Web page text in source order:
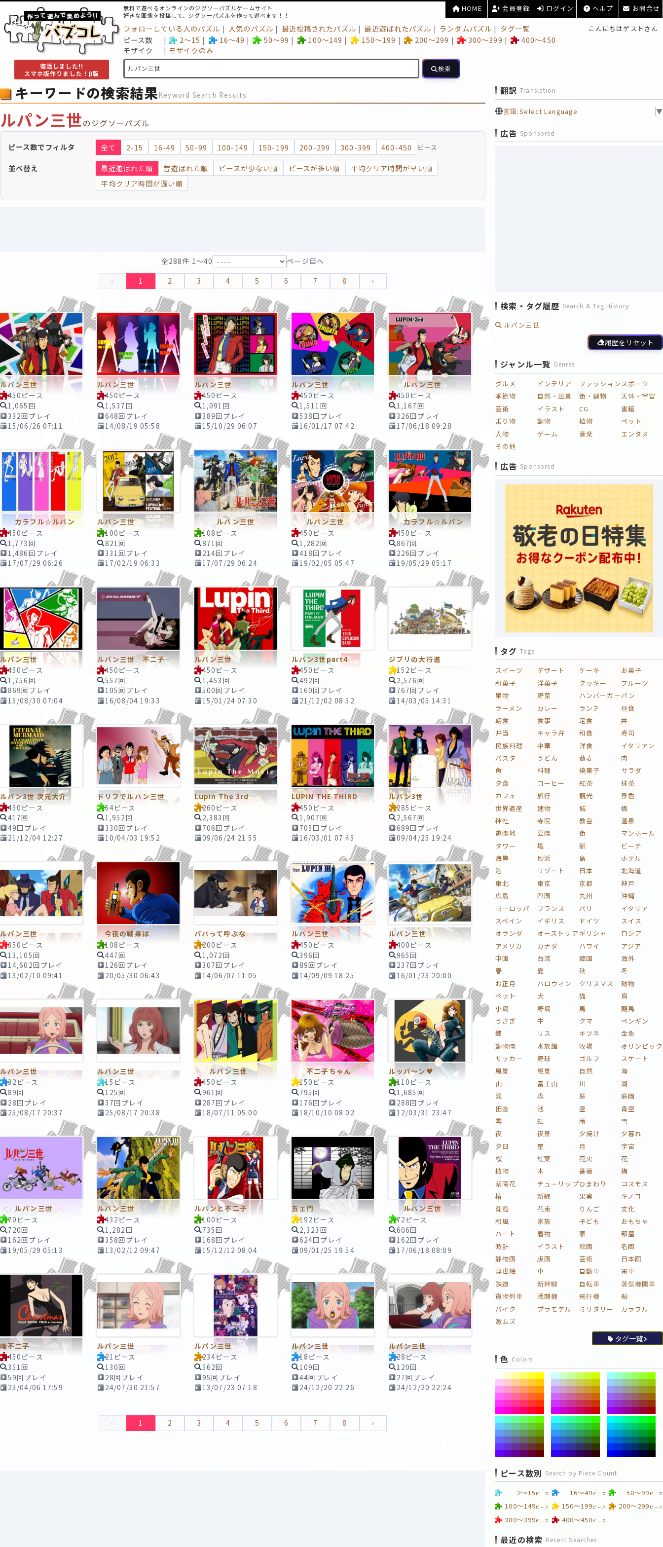
復活しました!!
スマホ版作りました！β版
検索
無料で遊べるオンラインのジグソーパズルゲームサイト
好きな画像を投稿して、ジグソーパズルを作って遊べます！！
HOME 会員登録 ログイン ヘルプ お問合せ
こんにちはゲストさん
フォローしている人のパズル 人気のパズル 最近投稿されたパズル 最近遊ばれたパズル ランダムパズル
タグ一覧
ピース数
2～15 16～49 50～99 100～149 150～199 200～299 300～399
400～450
モザイク
モザイクのみ
キーワードの検索結果Keyword Search Results
ルパン三世のジグソーパズル
ピース数でフィルタ 全て 2-15 16-49 50-99 100-149 150-199 200-299 300-399 400-450 ピース
並べ替え 最近遊ばれた順 昔遊ばれた順 ピースが少ない順 ピースが多い順
平均クリア時間が早い順
平均クリア時間が遅い順
全288件 1〜40
ページ目へ
‹
1 2 3 4 5 6 7 8 ›
ルパン三世
450ピース
1,065回
332回プレイ
15/06/26 07:11
ルパン三世
450ピース
1,537回
648回プレイ
14/08/19 05:58
ルパン三世
450ピース
1,091回
389回プレイ
15/10/29 06:07
ルパン三世
450ピース
1,511回
538回プレイ
16/01/17 07:42
ルパン三世
450ピース
1,167回
326回プレイ
17/06/18 09:28
カラフル☆ルパン
450ピース
1,773回
1,486回プレイ
17/07/29 06:26
ルパン三世
100ピース
821回
331回プレイ
17/02/19 06:33
ルパン三世
108ピース
871回
214回プレイ
17/07/29 06:24
ルパン三世
450ピース
1,282回
418回プレイ
19/02/05 05:47
カラフル☆ルパン
450ピース
867回
226回プレイ
19/05/29 05:17
ルパン三世
450ピース
1,756回
869回プレイ
15/08/30 07:04
ルパン三世 不二子
450ピース
557回
105回プレイ
16/08/04 19:33
ルパン三世
450ピース
1,453回
500回プレイ
15/01/24 07:30
ルパン3世part4
450ピース
492回
160回プレイ
21/12/02 08:52
ジブリの大行進
152ピース
2,576回
767回プレイ
14/03/05 14:31
ルパン3世 次元大介
450ピース
417回
49回プレイ
21/12/04 12:27
ドリフでルパン三世
54ピース
1,952回
330回プレイ
10/04/03 19:52
Lupin The 3rd
260ピース
2,383回
706回プレイ
09/06/24 21:55
LUPIN THE THIRD
450ピース
1,907回
705回プレイ
16/03/01 07:45
ルパン3世
285ピース
2,567回
689回プレイ
09/04/25 19:24
ルパン三世
350ピース
13,105回
14,602回プレイ
13/02/10 09:41
今夜の戦果は
108ピース
447回
126回プレイ
20/05/30 06:43
パパって呼ぶな
200ピース
1,072回
307回プレイ
14/06/07 11:05
ルパン三世
450ピース
396回
89回プレイ
14/09/09 18:25
ルパン三世
400ピース
965回
237回プレイ
16/01/23 20:00
ルパン三世
32ピース
89回
28回プレイ
25/08/17 20:37
ルパン三世
15ピース
125回
37回プレイ
25/08/17 20:38
ルパン三世
450ピース
961回
287回プレイ
18/07/11 05:00
不二子ちゃん
150ピース
795回
176回プレイ
18/10/10 08:02
ルッパ～ン♥
110ピース
1,685回
288回プレイ
12/03/31 23:47
ルパン三世
70ピース
720回
162回プレイ
19/05/29 05:13
ルパン三世
432ピース
1,282回
358回プレイ
13/02/12 09:47
ルパンと不二子
100ピース
735回
168回プレイ
15/12/12 08:04
五ェ門
192ピース
2,323回
624回プレイ
09/01/25 19:54
ルパン三世
72ピース
606回
162回プレイ
17/06/18 08:09
峰不二子
450ピース
351回
59回プレイ
23/04/06 17:59
ルパン三世
21ピース
130回
28回プレイ
24/07/30 21:57
ルパン三世
234ピース
562回
95回プレイ
13/07/23 07:18
ルパン三世
18ピース
109回
44回プレイ
24/12/20 22:26
ルパン三世
28ピース
120回
27回プレイ
24/12/20 22:24
‹ 1 2 3 4 5 6 7 8 ›
翻訳 Translation
言語:Select Language ▼
広告 Sponsored
検索・タグ履歴 Search & Tag History
ルパン三世
履歴をリセット
ジャンル一覧 Genres
グルメ インテリア ファッションスポーツ
季節物
自然・風景 街・建物
天体・宇宙
芸術
イラスト CG
書籍
乗り物
動物 植物
ペット
人物
ゲーム 音楽
エンタメ
その他
広告 Sponsored
タグ Tags
スイーツ デザート ケーキ
お菓子
和菓子
洋菓子 クッキー
フルーツ
果物
野菜 ハンバーガーパン
ラーメン
カレー ランチ
昼食
朝食
食事 定食
丼
弁当
キャラ弁 和食
寿司
民族料理
中華 洋食
イタリアン
パスタ
うどん 蕎麦
肉
魚
料理 焼菓子
サラダ
夕食
コーヒー 紅茶
抹茶
カフェ
旅行 観光
景色
世界遺産
建物 城
橋
神社
寺院 教会
温泉
遊園地
公園 街
マンホール
タワー
塔 駅
ビーチ
海岸
砂浜 島
ホテル
港
リゾート 日本
北海道
東北
東京 京都
神戸
広島
四国 九州
沖縄
ヨーロッパ
フランス パリ
イタリア
スペイン
イギリス ドイツ
スイス
オランダ
オーストリア ギリシャ
ロシア
アメリカ
カナダ ハワイ
アジア
中国
台湾 韓国
海外
春
夏 秋
冬
お正月
ハロウィン クリスマス
動物
ペット
犬 猫
鳥
小鳥
野鳥 馬
競馬
うさぎ
牛 クマ
ペンギン
蝶
リス キツネ
金魚
動物園
水族館 牧場
オリンピック
サッカー
野球 ゴルフ
スケート
風景
絶景 自然
海
山
富士山 川
湖
滝
森 庭
庭園
田舎
池 空
青空
雲
虹 雨
雪
夜
夜景 夕焼け
夕暮れ
夕日
星 月
宇宙
桜
紅葉 花火
花
植物
木 薔薇
梅
紫陽花
チューリップひまわり
コスモス
椿
新緑 果実
キノコ
葡萄
花束 りんご
文化
和風
家族 子ども
おもちゃ
ハート
着物 家
部屋
時計
イラスト 絵画
名画
静物画
版画 芸術
日本画
浮世絵
車 自動車
電車
鉄道
新幹線 自転車
蒸気機関車
貨物列車
戦闘機 飛行機
船
バイク
プラモデル ミリタリー
カラフル
激ムズ
タグ一覧
色 Colors
ピース数別 Search by Piece Count
2～15 ピース 16～49ピース 50～99 ピース
100～149ピース 150～199ピース 200～299 ピース
300～399ピース 400～450ピース
最近の検索 Recent Searches